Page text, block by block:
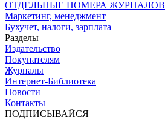
ОТДЕЛЬНЫЕ НОМЕРА ЖУРНАЛОВ
Маркетинг, менеджмент
Бухучет, налоги, зарплата
Разделы
Издательство
Покупателям
Журналы
Интернет-Библиотека
Новости
Контакты
ПОДПИСЫВАЙСЯ